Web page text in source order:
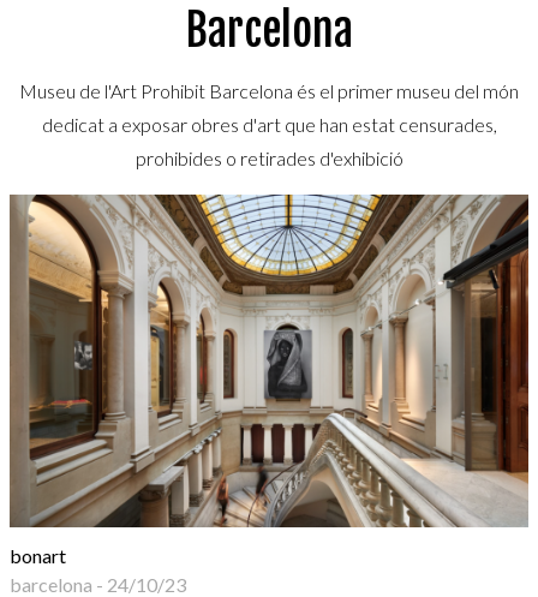
Barcelona
Museu de l'Art Prohibit Barcelona és el primer museu del món
dedicat a exposar obres d'art que han estat censurades,
prohibides o retirades d'exhibició
bonart
barcelona - 24/10/23